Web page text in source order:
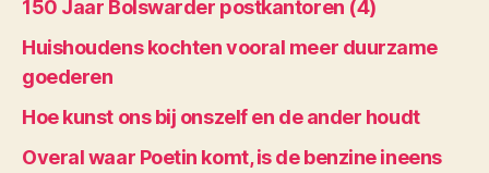
150 Jaar Bolswarder postkantoren (4)
Huishoudens kochten vooral meer duurzame
goederen
Hoe kunst ons bij onszelf en de ander houdt
Overal waar Poetin komt, is de benzine ineens